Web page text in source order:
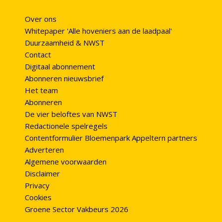
Over ons
Whitepaper 'Alle hoveniers aan de laadpaal'
Duurzaamheid & NWST
Contact
Digitaal abonnement
Abonneren nieuwsbrief
Het team
Abonneren
De vier beloftes van NWST
Redactionele spelregels
Contentformulier Bloemenpark Appeltern partners
Adverteren
Algemene voorwaarden
Disclaimer
Privacy
Cookies
Groene Sector Vakbeurs 2026